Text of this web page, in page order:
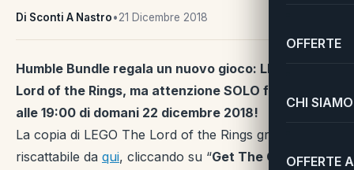
OFFERTE
CHI SIAMO
OFFERTE
Di Sconti A Nastro•21 Dicembre 2018
Humble Bundle regala un nuovo gioco: LEGO The
Lord of the Rings, ma attenzione SOLO fino
alle 19:00 di domani 22 dicembre 2018!
La copia di LEGO The Lord of the Rings gratis è
riscattabile da qui, cliccando su “Get The Game” e